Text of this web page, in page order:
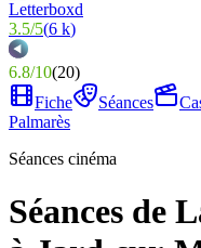
3.5/5(6 k)
6.8/10(20)
Fiche
Séances
Palmarès
Séances cinéma
Séances de